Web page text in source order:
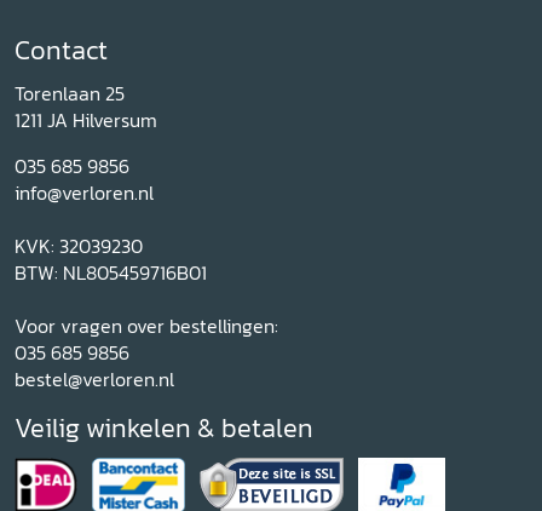
Contact
Torenlaan 25
1211 JA Hilversum
035 685 9856
info@verloren.nl
KVK: 32039230
BTW: NL805459716B01
Voor vragen over bestellingen:
035 685 9856
bestel@verloren.nl
Veilig winkelen & betalen